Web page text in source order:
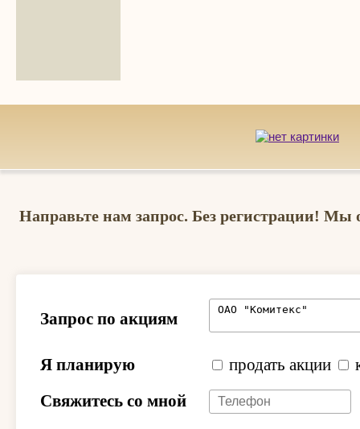
Направьте нам запрос. Без регистрации! Мы
Запрос по акциям
Я планирую продать акции
Свяжитесь со мной